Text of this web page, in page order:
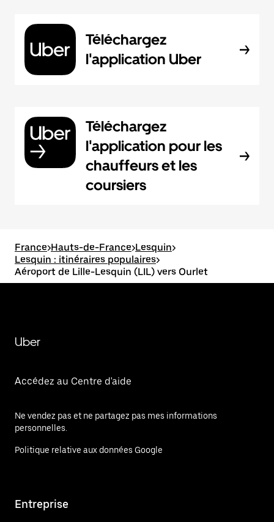
Téléchargez
l'application Uber
Téléchargez
l'application pour les
chauffeurs et les
coursiers
France>Hauts-de-France>Lesquin>
Lesquin : itinéraires populaires>
Aéroport de Lille-Lesquin (LIL) vers Ourlet
Uber
Accédez au Centre d'aide
Ne vendez pas et ne partagez pas mes informations
personnelles.
Politique relative aux données Google
Entreprise